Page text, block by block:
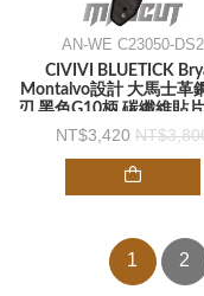
AN-WE C23050-DS2
CIVIVI BLUETICK
Montalvo設計 大馬士革
刃 黑色G10柄 碳纖維貼
3,420
1 2